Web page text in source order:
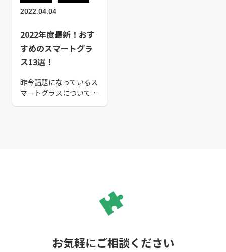
2022.04.04
2022年度最新！おす
すめのスマートグラ
ス13選！
昨今話題になっているス
マートグラスについて解
お気軽にご相談ください